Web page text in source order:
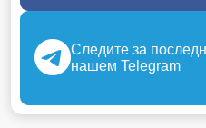
Следите за
нашем Telegram